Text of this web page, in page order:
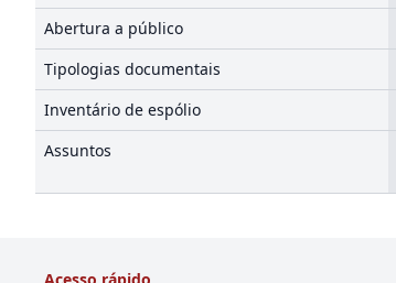
Abertura a público
Tipologias documentais
Inventário de espólio
Assuntos